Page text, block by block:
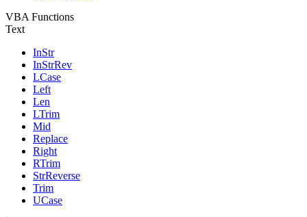
VBA Functions
Text
InStr
InStrRev
LCase
Left
Len
LTrim
Mid
Replace
Right
RTrim
StrReverse
Trim
UCase